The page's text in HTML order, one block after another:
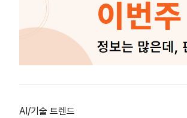
AI/기술 트렌드